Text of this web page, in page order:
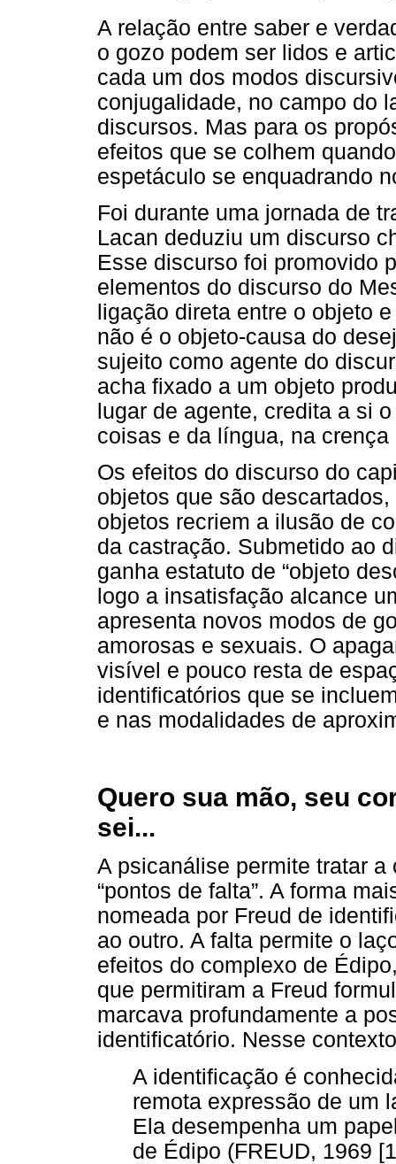
A relação entre saber e
o gozo podem ser lidos e
cada um dos modos
conjugalidade, no campo do
discursos. Mas para os
efeitos que se colhem
espetáculo se enquadrando
Foi durante uma jornada de
Lacan deduziu um discurso
Esse discurso foi promovido
elementos do discurso do
ligação direta entre o objeto
não é o objeto-causa do
sujeito como agente do
acha fixado a um objeto
lugar de agente, credita a si
coisas e da língua, na
Os efeitos do discurso do
objetos que são
objetos recriem a ilusão de
da castração. Submetido ao
ganha estatuto de “objeto
logo a insatisfação alcance
apresenta novos modos de
amorosas e sexuais. O
visível e pouco resta de
identificatórios que se
e nas modalidades de
Quero sua mão, seu
sei...
A psicanálise permite tratar
“pontos de falta”. A forma
nomeada por Freud de
ao outro. A falta permite o
efeitos do complexo de
que permitiram a Freud
marcava profundamente a
identificatório. Nesse
A identificação é
remota expressão de um
Ela desempenha um
de Édipo (FREUD, 1969